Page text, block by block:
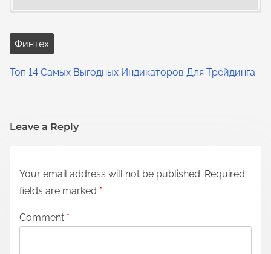
Финтех
Топ 14 Самых Выгодных Индикаторов Для Трейдинга
Leave a Reply
Your email address will not be published. Required
fields are marked *
Comment *